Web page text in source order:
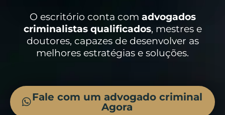
O escritório conta com advogados
criminalistasqualificados, mestres e
doutores, capazes de desenvolver as
melhores estratégias e soluções.
Fale com um advogado criminal
Agora